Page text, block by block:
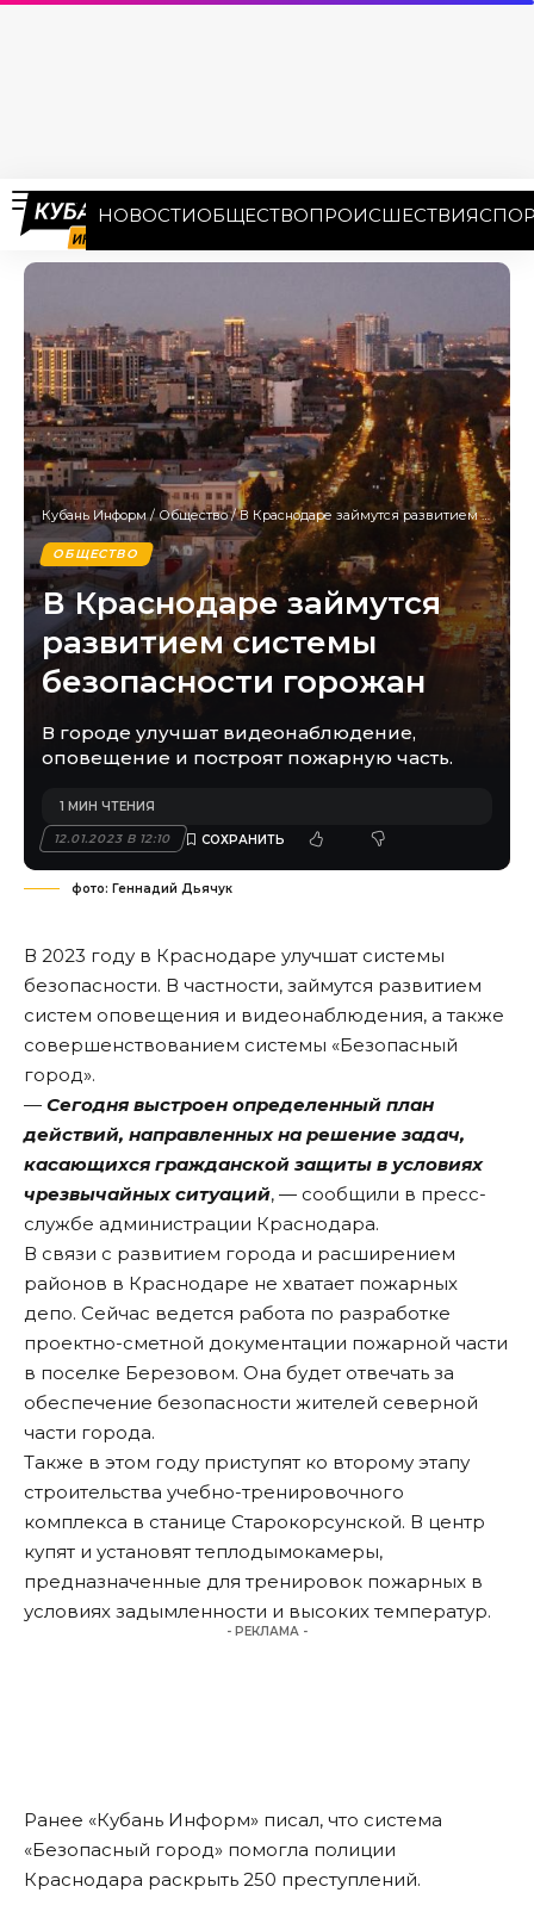
НОВОСТИОБЩЕСТВОПРОИСШЕСТВИЯ
Кубань Информ/Общество/В Краснодаре займутся развитием системы безопасности горожан
ОБЩЕСТВО
В Краснодаре займутся
развитием системы
безопасности горожан
В городе улучшат видеонаблюдение,
оповещение и построят пожарную часть.
12.01.2023 В 12:10
1 МИН ЧТЕНИЯ
фото: Геннадий Дьячук
В 2023 году в Краснодаре улучшат системы
безопасности. В частности, займутся развитием
систем оповещения и видеонаблюдения, а также
совершенствованием системы «Безопасный
город».
— Сегодня выстроен определенный план
действий, направленных на решение задач,
касающихся гражданской защиты в условиях
чрезвычайных ситуаций, — сообщили в пресс-
службе администрации Краснодара.
В связи с развитием города и расширением
районов в Краснодаре не хватает пожарных
депо. Сейчас ведется работа по разработке
проектно-сметной документации пожарной части
в поселке Березовом. Она будет отвечать за
обеспечение безопасности жителей северной
части города.
Также в этом году приступят ко второму этапу
строительства учебно-тренировочного
комплекса в станице Старокорсунской. В центр
купят и установят теплодымокамеры,
предназначенные для тренировок пожарных в
условиях задымленности и высоких температур.
- РЕКЛАМА -
Ранее «Кубань Информ» писал, что система
«Безопасный город» помогла полиции
Краснодара раскрыть 250 преступлений.